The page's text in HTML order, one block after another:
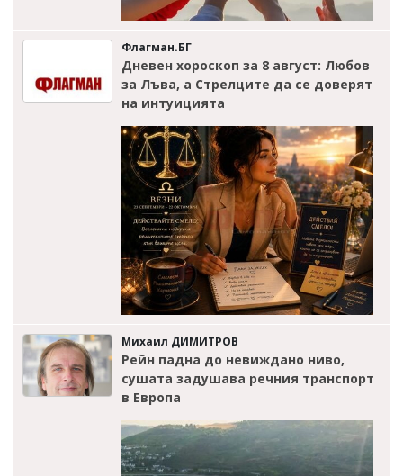
Флагман.БГ
Дневен хороскоп за 8 август: Любов
за Лъва, а Стрелците да се доверят
на интуицията
Михаил ДИМИТРОВ
Рейн падна до невиждано ниво,
сушата задушава речния транспорт
в Европа